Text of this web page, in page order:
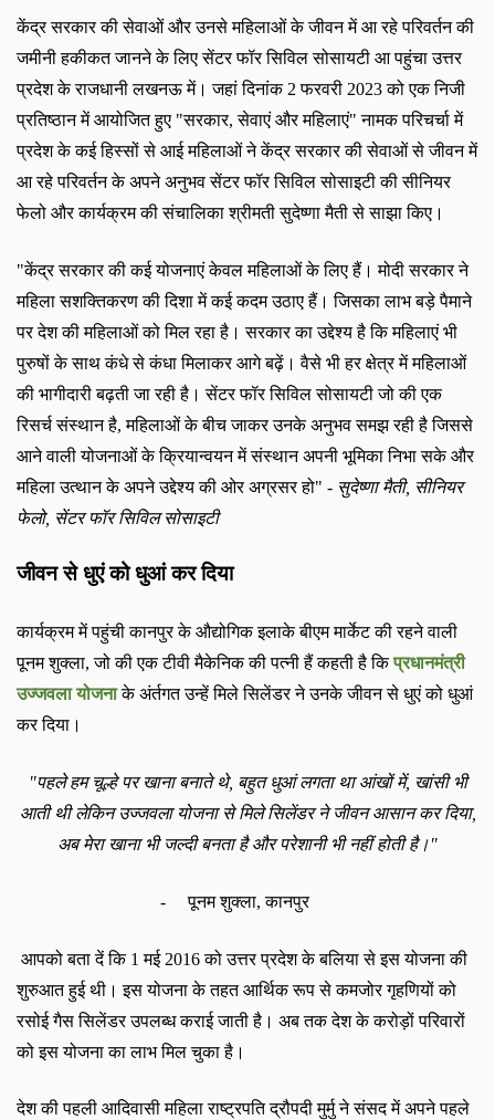
केंद्र सरकार की सेवाओं और उनसे महिलाओं के जीवन में आ रहे परिवर्तन की
जमीनी हकीकत जानने के लिए सेंटर फॉर सिविल सोसायटी आ पहुंचा उत्तर
प्रदेश के राजधानी लखनऊ में। जहां दिनांक 2फरवरी 2023को एक निजी
प्रतिष्ठान में आयोजित हुए "सरकार,सेवाएं और महिलाएं"नामक परिचर्चा में
प्रदेश के कई हिस्सों से आई महिलाओं ने केंद्र सरकार की सेवाओं से जीवन में
आ रहे परिवर्तन के अपने अनुभव सेंटर फॉर सिविल सोसाइटी की सीनियर
फेलो और कार्यक्रम की संचालिका श्रीमतीसुदेष्णा मैती से साझा किए।
"केंद्र सरकार की कई योजनाएं केवल महिलाओं के लिए हैं। मोदी सरकार ने
महिला सशक्तिकरण की दिशा में कई कदम उठाए हैं। जिसका लाभ बड़े पैमाने
पर देश की महिलाओं को मिल रहा है। सरकार का उद्देश्य है कि महिलाएं भी
पुरुषों के साथ कंधे से कंधा मिलाकर आगे बढ़ें। वैसे भी हर क्षेत्र में महिलाओं
की भागीदारी बढ़ती जा रही है। सेंटर फॉर सिविल सोसायटी जो की एक
रिसर्च संस्थान है,महिलाओं के बीच जाकर उनके अनुभव समझ रही है जिससे
आने वाली योजनाओं के क्रियान्वयन में संस्थान अपनी भूमिका निभा सके और
महिला उत्थान के अपने उद्देश्य की ओर अग्रसर हो" - सुदेष्णा मैती, सीनियर
फेलो, सेंटर फॉर सिविल सोसाइटी
जीवन से धुएं को धुआं कर दिया
कार्यक्रम में पहुंची कानपुर के औद्योगिक इलाके बीएम मार्केट की रहने वाली
पूनम शुक्ला, जो की एक टीवी मैकेनिक की पत्नी हैंकहतीहै किप्रधानमंत्री
उज्जवला योजना के अंर्तगत उन्हें मिले सिलेंडर ने उनके जीवन से धुएं को धुआं
कर दिया।
"पहले हम चूल्हे पर खाना बनाते थे, बहुत धुआं लगता था आंखों में, खांसी भी
आती थी लेकिन उज्जवला योजना से मिले सिलेंडर ने जीवन आसान कर दिया,
अब मेरा खाना भी जल्दी बनता है और परेशानी भी नहीं होती है।"
- पूनम शुक्ला,कानपुर
आपको बता दें कि 1मई 2016को उत्तर प्रदेश के बलिया से इस योजना की
शुरुआत हुई थी। इस योजना के तहत आर्थिक रूप से कमजोर गृहणियों को
रसोई गैस सिलेंडर उपलब्ध कराई जाती है। अब तक देश के करोड़ों परिवारों
को इस योजना का लाभ मिल चुका है।
देश की पहली आदिवासी महिला राष्ट्रपति द्रौपदीमुर्मुने संसद में अपने पहले